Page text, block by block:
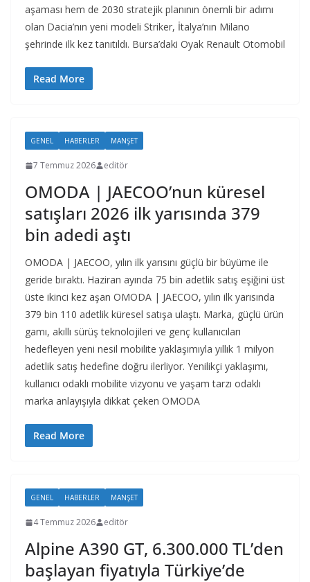
aşaması hem de 2030 stratejik planının önemli bir adımı
olan Dacia’nın yeni modeli Striker, İtalya’nın Milano
şehrinde ilk kez tanıtıldı. Bursa’daki Oyak Renault Otomobil
Read More
GENEL HABERLER MANŞET
7 Temmuz 2026 editör
OMODA | JAECOO’nun küresel
satışları 2026 ilk yarısında 379
bin adedi aştı
OMODA | JAECOO, yılın ilk yarısını güçlü bir büyüme ile
geride bıraktı. Haziran ayında 75 bin adetlik satış eşiğini üst
üste ikinci kez aşan OMODA | JAECOO, yılın ilk yarısında
379 bin 110 adetlik küresel satışa ulaştı. Marka, güçlü ürün
gamı, akıllı sürüş teknolojileri ve genç kullanıcıları
hedefleyen yeni nesil mobilite yaklaşımıyla yıllık 1 milyon
adetlik satış hedefine doğru ilerliyor. Yenilikçi yaklaşımı,
kullanıcı odaklı mobilite vizyonu ve yaşam tarzı odaklı
marka anlayışıyla dikkat çeken OMODA
Read More
GENEL HABERLER MANŞET
4 Temmuz 2026 editör
Alpine A390 GT, 6.300.000 TL’den
başlayan fiyatıyla Türkiye’de